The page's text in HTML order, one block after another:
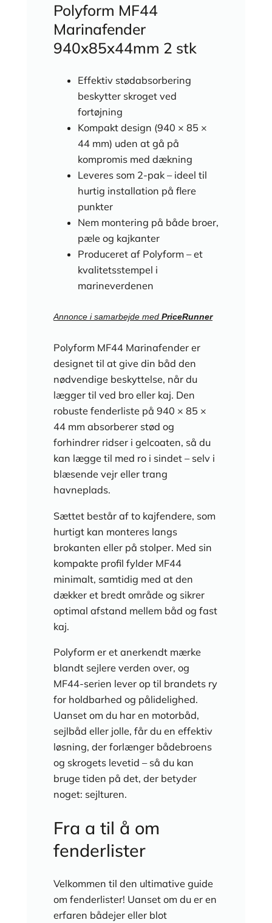
Polyform MF44
Marinafender
940x85x44mm 2 stk
Effektiv stødabsorbering
beskytter skroget ved
fortøjning
Kompakt design (940 × 85 ×
44 mm) uden at gå på
kompromis med dækning
Leveres som 2-pak – ideel til
hurtig installation på flere
punkter
Nem montering på både broer,
pæle og kajkanter
Produceret af Polyform – et
kvalitetsstempel i
marineverdenen
Annonce i samarbejde med PriceRunner
Polyform MF44 Marinafender er
designet til at give din båd den
nødvendige beskyttelse, når du
lægger til ved bro eller kaj. Den
robuste fenderliste på 940 × 85 ×
44 mm absorberer stød og
forhindrer ridser i gelcoaten, så du
kan lægge til med ro i sindet – selv i
blæsende vejr eller trang
havneplads.
Sættet består af to kajfendere, som
hurtigt kan monteres langs
brokanten eller på stolper. Med sin
kompakte profil fylder MF44
minimalt, samtidig med at den
dækker et bredt område og sikrer
optimal afstand mellem båd og fast
kaj.
Polyform er et anerkendt mærke
blandt sejlere verden over, og
MF44-serien lever op til brandets ry
for holdbarhed og pålidelighed.
Uanset om du har en motorbåd,
sejlbåd eller jolle, får du en effektiv
løsning, der forlænger bådebroens
og skrogets levetid – så du kan
bruge tiden på det, der betyder
noget: sejlturen.
Fra a til å om
fenderlister
Velkommen til den ultimative guide
om fenderlister! Uanset om du er en
erfaren bådejer eller blot